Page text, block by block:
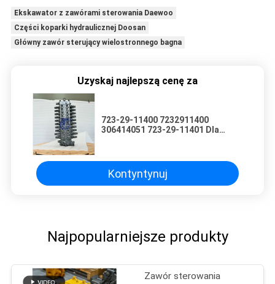
Ekskawator z zawórami sterowania Daewoo
Części koparki hydraulicznej Doosan
Główny zawór sterujący wielostronnego bagna
Uzyskaj najlepszą cenę za
723-29-11400 7232911400
306414051 723-29-11401 Dla
VALVE
Kontyntynuj
Najpopularniejsze produkty
Zawór sterowania